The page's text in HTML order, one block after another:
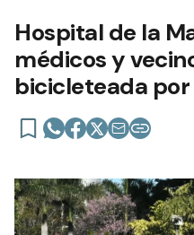
Hospital de la
médicos y
bicicleteada por